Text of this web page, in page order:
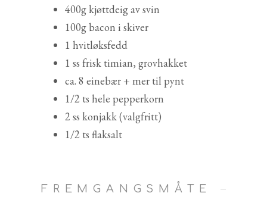
400g kjøttdeig av svin
100g bacon i skiver
1 hvitløksfedd
1 ss frisk timian, grovhakket
ca. 8 einebær + mer til pynt
1/2 ts hele pepperkorn
2 ss konjakk (valgfritt)
1/2 ts flaksalt
FREMGANGSMÅTE